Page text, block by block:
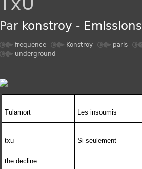
Par konstroy -
frequence Konstroy
paris
underground
Tulamort Les insoumis
txu Si seulement
the decline